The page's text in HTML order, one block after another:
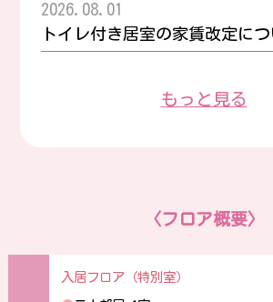
2026.08.01
トイレ付き居室の家賃改定に
もっと見る
〈フロア概要〉
入居フロア（特別室）